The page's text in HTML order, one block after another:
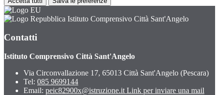
Istituto Comprensivo Città Sant'Angelo
Contatti
Istituto Comprensivo Città Sant'Angelo
Via Circonvallazione 17, 65013 Città Sant'Angelo (Pescara)
Tel: 085 9699144
Email: peic82900x@istruzione.it Link per inviare una mail